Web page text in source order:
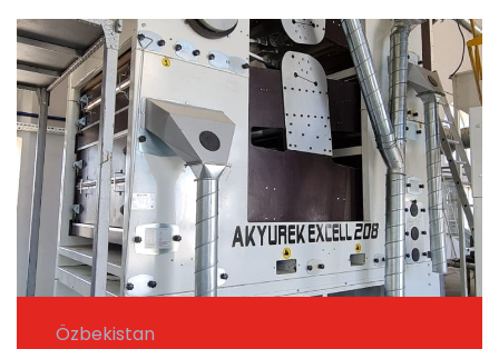
Özbekistan